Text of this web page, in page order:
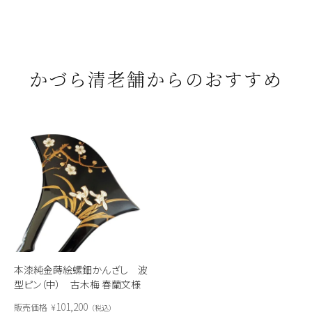
かづら清老舗からのおすすめ
本漆純金蒔絵螺鈿かんざし 波
型ピン（中） 古木梅 春蘭文様
販売価格 ¥101,200 税込